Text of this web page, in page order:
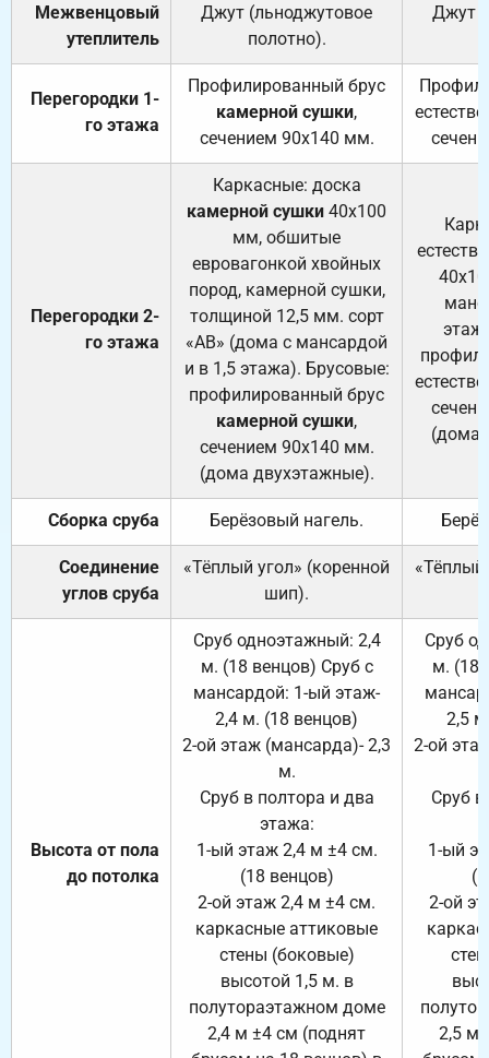
Межвенцовый
утеплитель
Джут (льноджутовое
полотно).
Джут
Перегородки 1-
го этажа
Профилированный брус
камерной сушки,
сечением 90х140 мм.
Перегородки 2-
го этажа
Каркасные: доска
камерной сушки 40х100
мм, обшитые
евровагонкой хвойных
пород, камерной сушки,
толщиной 12,5 мм. сорт
«АВ» (дома с мансардой
и в 1,5 этажа). Брусовые:
профилированный брус
камерной сушки,
сечением 90х140 мм.
(дома двухэтажные).
(дома
Сборка сруба Берёзовый нагель.
Соединение
углов сруба
«Тёплый угол» (коренной
шип).
«Тёплый
Высота от пола
до потолка
Сруб одноэтажный: 2,4
м. (18 венцов) Сруб с
мансардой: 1-ый этаж-
2,4 м. (18 венцов)
2-ой этаж (мансарда)- 2,3
м.
Сруб в полтора и два
этажа:
1-ый этаж 2,4 м ±4 см.
(18 венцов)
2-ой этаж 2,4 м ±4 см.
каркасные аттиковые
стены (боковые)
высотой 1,5 м. в
полутораэтажном доме
2,4 м ±4 см (поднят
Сруб
м. (18
2,5
2-ой
Сруб
1-ый
2-ой
2,5 м